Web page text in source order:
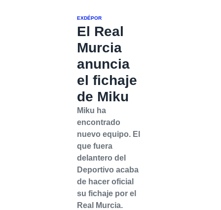
EXDÉPOR
El Real
Murcia
anuncia
el fichaje
de Miku
Miku ha
encontrado
nuevo equipo. El
que fuera
delantero del
Deportivo acaba
de hacer oficial
su fichaje por el
Real Murcia.